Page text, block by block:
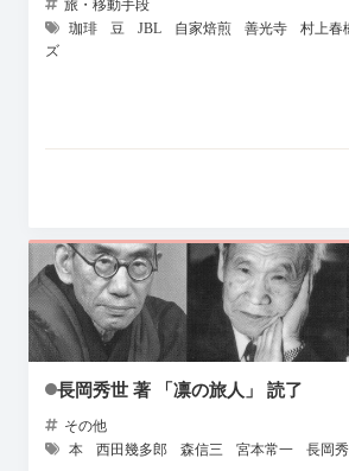
旅・移動手段
珈琲
豆 JBL 自家焙煎 善光寺 村上春
ズ
長岡秀世 著 「凛の旅人」 読了
その他
本
西田幾多郎 森信三 宮本常一 長岡